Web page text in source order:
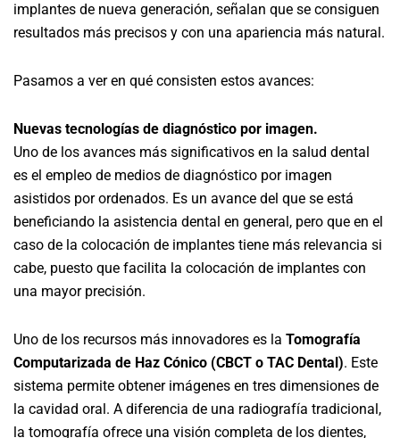
implantes de nueva generación, señalan que se consiguen
resultados más precisos y con una apariencia más natural.
Pasamos a ver en qué consisten estos avances:
Nuevas tecnologías de diagnóstico por imagen.
Uno de los avances más significativos en la salud dental
es el empleo de medios de diagnóstico por imagen
asistidos por ordenados. Es un avance del que se está
beneficiando la asistencia dental en general, pero que en el
caso de la colocación de implantes tiene más relevancia si
cabe, puesto que facilita la colocación de implantes con
una mayor precisión.
Uno de los recursos más innovadores es la Tomografía
Computarizada de Haz Cónico (CBCT o TAC Dental). Este
sistema permite obtener imágenes en tres dimensiones de
la cavidad oral. A diferencia de una radiografía tradicional,
la tomografía ofrece una visión completa de los dientes,